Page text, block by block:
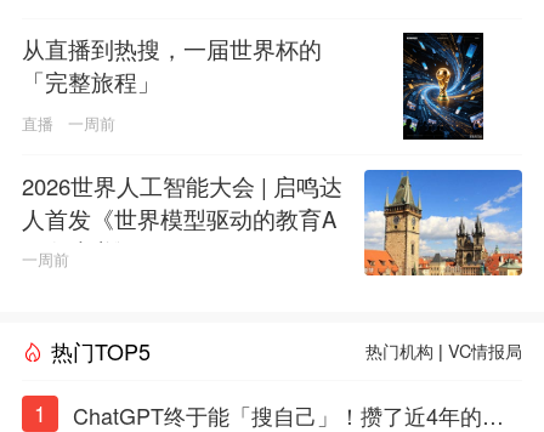
从直播到热搜，一届世界杯的
「完整旅程」
直播 一周前
2026世界人工智能大会 | 启鸣达
人首发《世界模型驱动的教育A
GI白皮书》
一周前
热门TOP5 热门机构 |VC情报局
1
ChatGPT终于能「搜自己」！攒了近4年的对